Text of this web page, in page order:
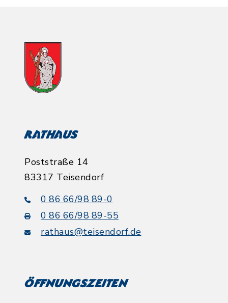
Rathaus
Poststraße 14
83317 Teisendorf
0 86 66/98 89-0
0 86 66/98 89-55
rathaus@teisendorf.de
Öffnungszeiten